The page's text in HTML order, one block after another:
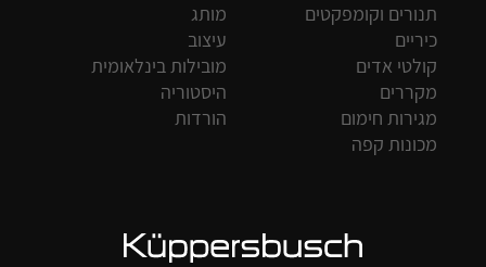
תנורים וקומפקטים
כיריים
קולטי אדים
מקררים
מגירות חימום
מכונות קפה
מותג
עיצוב
מובילות בינלאומית
היסטוריה
הורדות